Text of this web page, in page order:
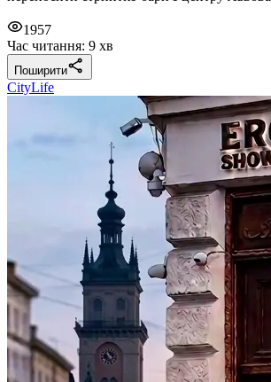
1957
Час читання: 9 хв
Поширити
CityLife